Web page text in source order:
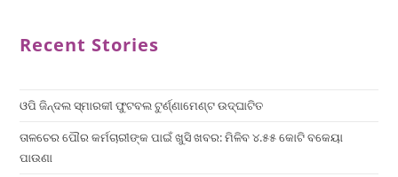
Recent Stories
ଓପି ଜିନ୍ଦଲ ସ୍ମାରକୀ ଫୁଟବଲ ଟୁର୍ଣ୍ଣାମେଣ୍ଟ ଉଦ୍ଘାଟିତ
ତାଳଚେର ପୌର କର୍ମଚାରୀଙ୍କ ପାଇଁ ଖୁସି ଖବର: ମିଳିବ ୪.୫୫ କୋଟି ବକେୟା
ପାଉଣା